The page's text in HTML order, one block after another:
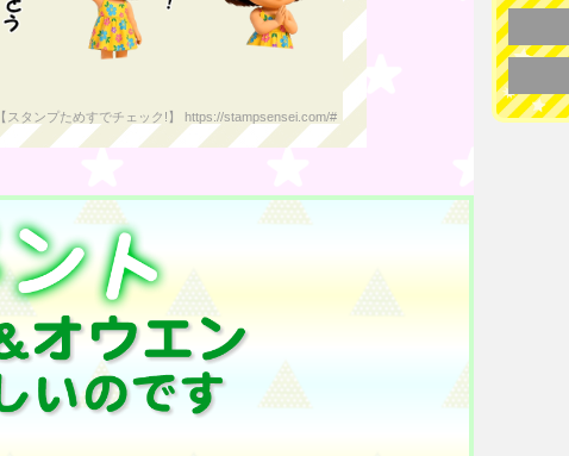
【スタンプためすでチェック!】 https://stampsensei.com/#